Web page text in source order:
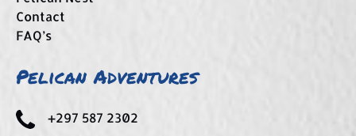
Contact
FAQ’s
Pelican Adventures
+297 587 2302